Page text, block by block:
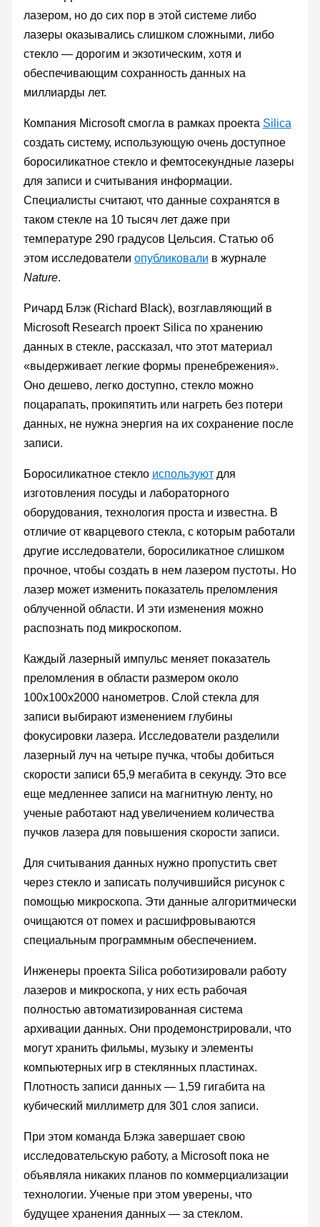
лазером, но до сих пор в этой системе либо
лазеры оказывались слишком сложными, либо
стекло — дорогим и экзотическим, хотя и
обеспечивающим сохранность данных на
миллиарды лет.
Компания Microsoft смогла в рамках проекта Silica
создать систему, использующую очень доступное
боросиликатное стекло и фемтосекундные лазеры
для записи и считывания информации.
Специалисты считают, что данные сохранятся в
таком стекле на 10 тысяч лет даже при
температуре 290 градусов Цельсия. Статью об
этом исследователи опубликовали в журнале
Nature.
Ричард Блэк (Richard Black), возглавляющий в
Microsoft Research проект Silica по хранению
данных в стекле, рассказал, что этот материал
«выдерживает легкие формы пренебрежения».
Оно дешево, легко доступно, стекло можно
поцарапать, прокипятить или нагреть без потери
данных, не нужна энергия на их сохранение после
записи.
Боросиликатное стекло используютдля
изготовления посуды и лабораторного
оборудования, технология проста и известна. В
отличие от кварцевого стекла, с которым работали
другие исследователи, боросиликатное слишком
прочное, чтобы создать в нем лазером пустоты. Но
лазер может изменить показатель преломления
облученной области. И эти изменения можно
распознать под микроскопом.
Каждый лазерный импульс меняет показатель
преломления в области размером около
100x100x2000 нанометров. Слой стекла для
записи выбирают изменением глубины
фокусировки лазера. Исследователи разделили
лазерный луч на четыре пучка, чтобы добиться
скорости записи 65,9 мегабита в секунду. Это все
еще медленнее записи на магнитную ленту, но
ученые работают над увеличением количества
пучков лазера для повышения скорости записи.
Для считывания данных нужно пропустить свет
через стекло и записать получившийся рисунок с
помощью микроскопа. Эти данные алгоритмически
очищаются от помех и расшифровываются
специальным программным обеспечением.
Инженеры проекта Silica роботизировали работу
лазеров и микроскопа, у них есть рабочая
полностью автоматизированная система
архивации данных. Они продемонстрировали, что
могут хранить фильмы, музыку и элементы
компьютерных игр в стеклянных пластинах.
Плотность записи данных — 1,59 гигабита на
кубический миллиметр для 301 слоя записи.
При этом команда Блэка завершает свою
исследовательскую работу, а Microsoft пока не
объявляла никаких планов по коммерциализации
технологии. Ученые при этом уверены, что
будущее хранения данных — за стеклом.